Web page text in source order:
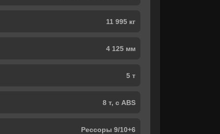
11 995 кг
4 125 мм
5 т
8 т, с ABS
Рессоры 9/10+6